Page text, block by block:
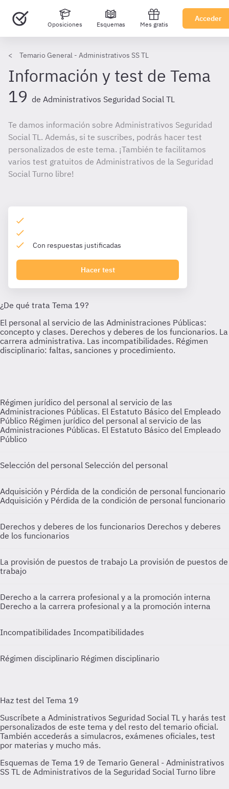
Oposiciones Esquemas Mes gratis
Acceder
Temario General - Administrativos SS TL
Información y test de Tema
19 de Administrativos Seguridad Social TL
Te damos información sobre Administrativos Seguridad
Social TL. Además, si te suscribes, podrás hacer test
personalizados de este tema. ¡También te facilitamos
varios test gratuitos de Administrativos de la Seguridad
Social Turno libre!
Con respuestas justificadas
Hacer test
Régimen jurídico del personal al servicio de las
Administraciones Públicas. El Estatuto Básico del Empleado
Público Régimen jurídico del personal al servicio de las
Administraciones Públicas. El Estatuto Básico del Empleado
Público
Selección del personal Selección del personal
Adquisición y Pérdida de la condición de personal funcionario
Adquisición y Pérdida de la condición de personal funcionario
Derechos y deberes de los funcionarios Derechos y deberes
de los funcionarios
La provisión de puestos de trabajo La provisión de puestos de
trabajo
Derecho a la carrera profesional y a la promoción interna
Derecho a la carrera profesional y a la promoción interna
Incompatibilidades Incompatibilidades
Régimen disciplinario Régimen disciplinario
Esquemas de Tema 19 de Temario General - Administrativos
SS TL de Administrativos de la Seguridad Social Turno libre